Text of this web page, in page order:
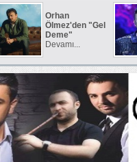
Orhan
Ölmez'den "Gel
Deme"
Devamı...